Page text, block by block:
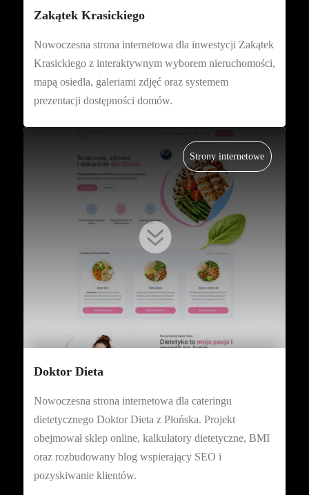
Zakątek Krasickiego
Nowoczesna strona internetowa dla inwestycji Zakątek
Krasickiego z interaktywnym wyborem nieruchomości,
mapą osiedla, galeriami zdjęć oraz systemem
prezentacji dostępności domów.
Strony internetowe

Doktor Dieta
Nowoczesna strona internetowa dla cateringu
dietetycznego Doktor Dieta z Płońska. Projekt
obejmował sklep online, kalkulatory dietetyczne, BMI
oraz rozbudowany blog wspierający SEO i
pozyskiwanie klientów.